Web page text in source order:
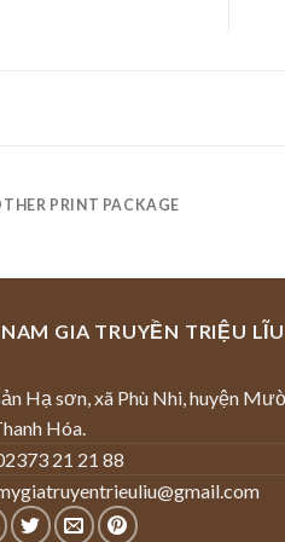
PRINT PACKAGE
GIA TRUYỀN TRIỆU LĨU
Hạ sơn, xã Phù Nhi, huyện
Hóa.
21 21 88